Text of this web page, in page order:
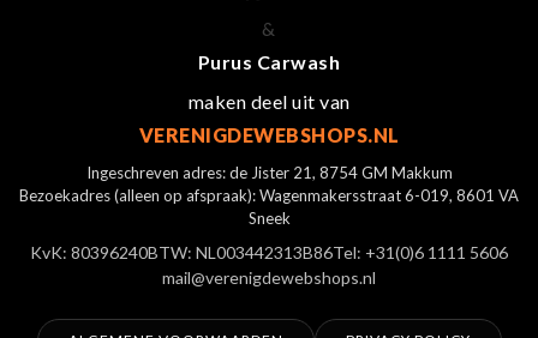
&
Purus Carwash
maken deel uit van
VERENIGDEWEBSHOPS.NL
Ingeschreven adres: de Jister 21, 8754 GM Makkum
Bezoekadres (alleen op afspraak): Wagenmakersstraat 6-019, 8601 VA
Sneek
KvK: 80396240BTW: NL003442313B86Tel: +31(0)6 1111 5606
mail@verenigdewebshops.nl